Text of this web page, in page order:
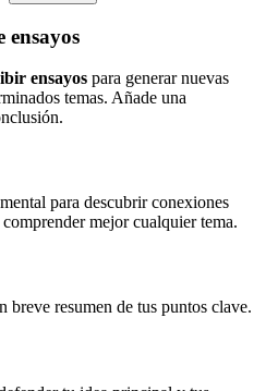
ensayos
ensayos para generar nuevas
temas. Añade una
para descubrir conexiones
mejor cualquier tema.
breve resumen de tus puntos clave.